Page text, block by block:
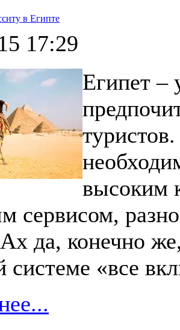
в Египте
17:29
Египет –
высоким
сервисом,
да, конечно
«все